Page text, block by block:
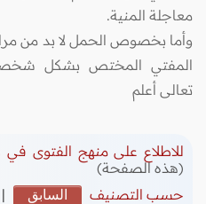
معاجلة المنية.
وأما بخصوص الحمل لا بد من
المفتي المختص بشكل
تعالى أعلم
للاطلاع على منهج الفتوى في
(هذه الصفحة)
حسب التصنيف
السابق |